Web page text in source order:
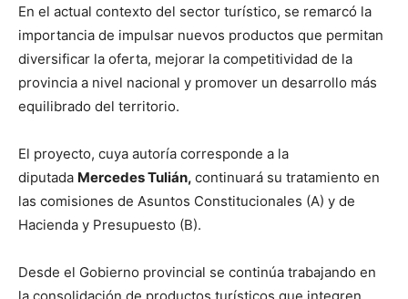
En el actual contexto del sector turístico, se remarcó la
importancia de impulsar nuevos productos que permitan
diversificar la oferta, mejorar la competitividad de la
provincia a nivel nacional y promover un desarrollo más
equilibrado del territorio.
El proyecto, cuya autoría corresponde a la
diputada Mercedes Tulián, continuará su tratamiento en
las comisiones de Asuntos Constitucionales (A) y de
Hacienda y Presupuesto (B).
Desde el Gobierno provincial se continúa trabajando en
la consolidación de productos turísticos que integren